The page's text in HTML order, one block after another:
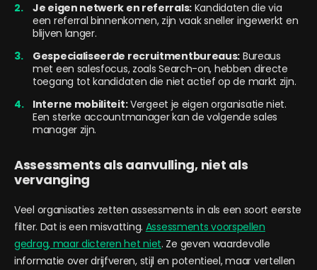
Je eigen netwerk en referrals: Kandidaten die via
een referral binnenkomen, zijn vaak sneller ingewerkt en
blijven langer.
Gespecialiseerde recruitmentbureaus: Bureaus
met een salesfocus, zoals Search-on, hebben directe
toegang tot kandidaten die niet actief op de markt zijn.
Interne mobiliteit:Vergeet je eigen organisatie niet.
Een sterke accountmanager kan de volgende sales
manager zijn.
Assessments als aanvulling, niet als
vervanging
Veel organisaties zetten assessments in als een soort eerste
filter. Dat is een misvatting. Assessments voorspellen
gedrag, maar dicteren het niet. Ze geven waardevolle
informatie over drijfveren, stijl en potentieel, maar vertellen